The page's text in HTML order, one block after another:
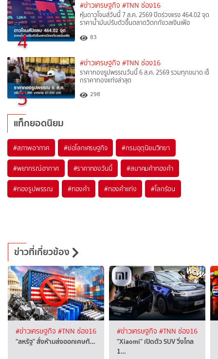
4
#ข่าวเศรษฐกิจ #TNN ช่อง16
หุ้นดาวโจนส์วันนี้ 7 ส.ค. 2569 ปิดร่วงแรง 464.02 จุด
ราคาน้ำมันปรับตัวขึ้นตลาดวิตกกังวลเงินเฟ้อ
83
5
#ข่าวเศรษฐกิจ #TNN ช่อง16
ราคาทองรูปพรรณวันนี้ 6 ส.ค. 2569 รวมทุกขนาด เช็
กราคาทองแท่งล่าสุด
298
แท็กยอดนิยม
#สภาพอากาศ #ย่อโลกเศรษฐกิจ #กรมอุตุนิยมวิทยา
#พยากรณ์อากาศ #ราคาทองวันนี้ #สมาคมค้าทองคำ
#ทองรูปพรรณ #ทองคำ #ทองคำแท่ง #โลกร้อน
ข่าวที่เกี่ยวข้อง
#ข่าวเศรษฐกิจ #TNN ช่อง16
"สหรัฐ" สั่งห้ามส่งออกเศษทั…
#ข่าวเศรษฐกิจ #TNN ช่อง16
"Xiaomi" เปิดตัว SUV วิ่งไกล
1…